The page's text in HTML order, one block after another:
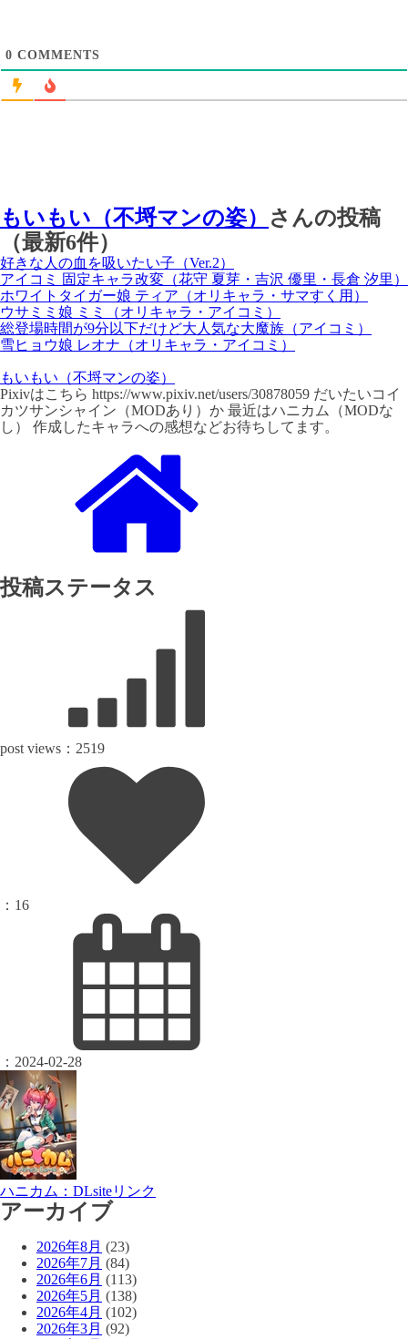
0 COMMENTS
もいもい（不埒マンの姿）
さんの投稿
（最新6件）
好きな人の血を吸いたい子（Ver.2）
アイコミ 固定キャラ改変（花守 夏芽・吉沢 優里・長倉 汐里）
ホワイトタイガー娘 ティア（オリキャラ・サマすく用）
ウサミミ娘 ミミ（オリキャラ・アイコミ）
総登場時間が9分以下だけど大人気な大魔族（アイコミ）
雪ヒョウ娘 レオナ（オリキャラ・アイコミ）
もいもい（不埒マンの姿）
Pixivはこちら https://www.pixiv.net/users/30878059 だいたいコイ
カツサンシャイン（MODあり）か 最近はハニカム（MODな
し） 作成したキャラへの感想などお待ちしてます。
投稿ステータス
post views： 2519
： 16
： 2024-02-28
ハニカム：DLsiteリンク
アーカイブ
2026年8月 (23)
2026年7月 (84)
2026年6月 (113)
2026年5月 (138)
2026年4月 (102)
2026年3月 (92)